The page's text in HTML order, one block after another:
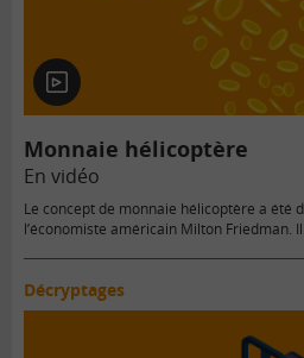
En
vidéo
Monnaie hélicoptère
En vidéo
Le concept de monnaie hélicoptère a été
l’économiste américain Milton Friedman.
Décryptages